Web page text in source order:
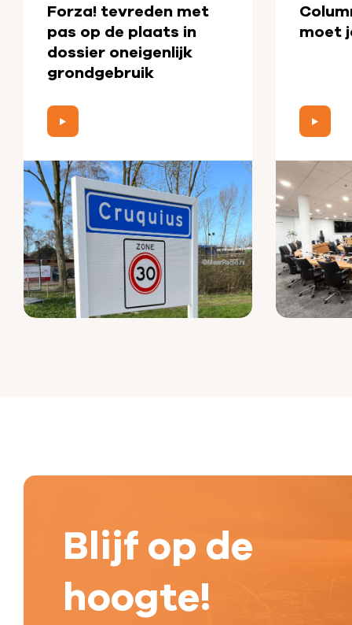
Forza! tevreden met
pas op de plaats in
dossier oneigenlijk
grondgebruik
moet
Blijf op de
hoogte!